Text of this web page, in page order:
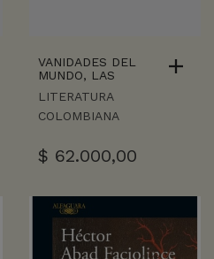
VANIDADES DEL
MUNDO, LAS
LITERATURA
COLOMBIANA
$ 62.000,00